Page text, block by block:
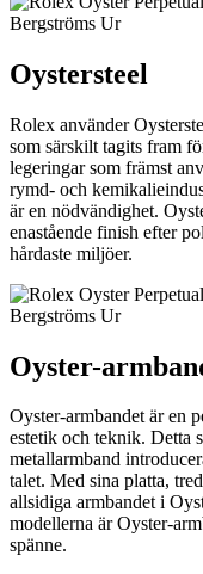
Oystersteel
Rolex använder
som särskilt tagits fram
legeringar som främst
rymd- och
är en nödvändighet.
enastående finish efter
hårdaste miljöer.
Oyster-
Oyster-armbandet är en
estetik och teknik. Detta
metallarmband
talet. Med sina platta,
allsidiga armbandet i
modellerna är Oyster-
spänne.